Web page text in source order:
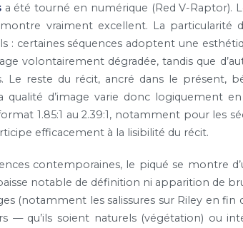
a été tourné en numérique (Red V-Raptor).
montre vraiment excellent. La
: certaines séquences adoptent une
volontairement dégradée, tandis que
Le reste du récit, ancré dans le présent,
qualité d’image varie donc logiquement
1.85:1 au 2.39:1, notamment pour les
efficacement à la lisibilité du récit.
contemporaines, le piqué se montre
notable de définition ni apparition de
(notamment les salissures sur Riley en
— qu’ils soient naturels (végétation) ou